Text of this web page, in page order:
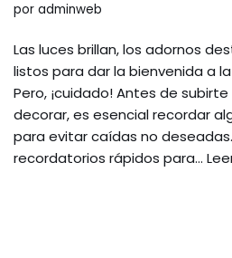
por adminweb
Las luces brillan, los adornos
listos para dar la bienvenida a
Pero, ¡cuidado! Antes de
decorar, es esencial recordar
para evitar caídas no
recordatorios rápidos para…